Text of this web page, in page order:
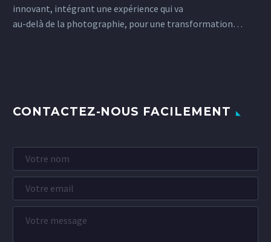
innovant, intégrant une expérience qui va
au-delà de la photographie, pour une transformation…
CONTACTEZ-NOUS FACILEMENT